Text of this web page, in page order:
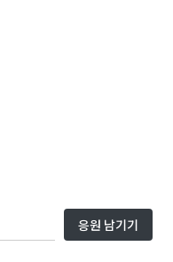
응원 남기기